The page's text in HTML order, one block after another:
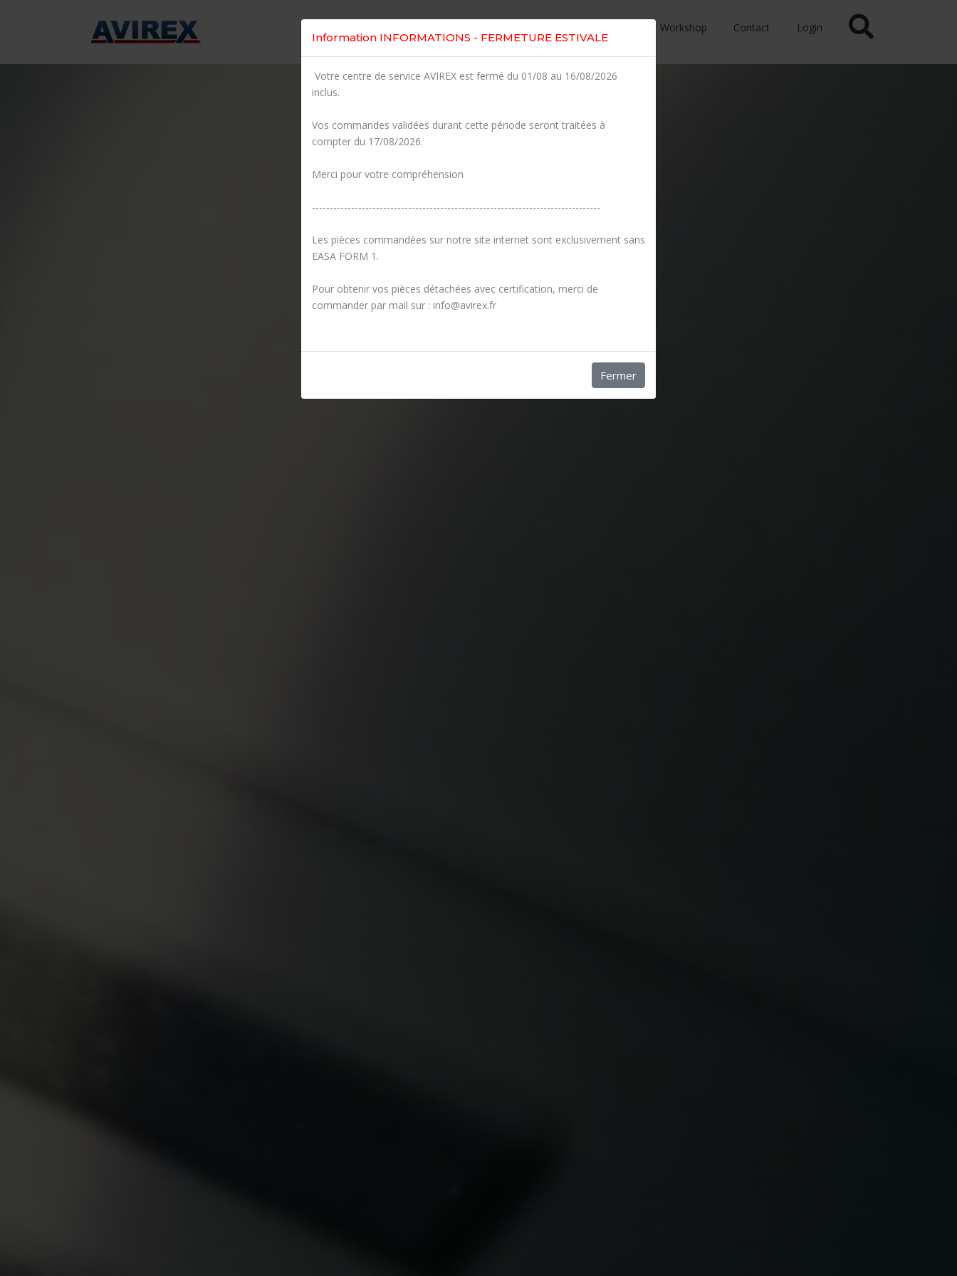
Workshop Contact Login
Information INFORMATIONS - FERMETURE ESTIVALE
Votre centre de service AVIREX est fermé du 01/08 au 16/08/2026
inclus.
Vos commandes validées durant cette période seront traitées à
compter du 17/08/2026.
Merci pour votre compréhension
---------------------------------------------------------------------------------
Les pièces commandées sur notre site internet sont exclusivement sans
EASA FORM 1.
Pour obtenir vos pièces détachées avec certification, merci de
commander par mail sur : info@avirex.fr
Fermer